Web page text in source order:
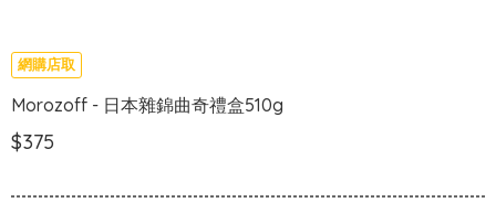
網購店取
Morozoff - 日本雜錦曲奇禮盒510g
$375